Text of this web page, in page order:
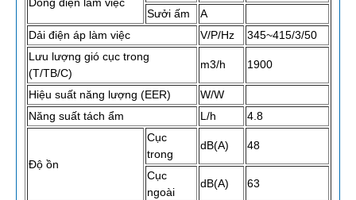
Dòng điện làm việc
Sưởi ấm
A
Dải điện áp làm việc
V/P/Hz
345~415/3/50
Lưu lượng gió cục trong
(T/TB/C)
m3/h 1900
Hiệu suất năng lượng (EER)
W/W
Năng suất tách ẩm
L/h 4.8
Độ ồn
Cục
trong
dB(A) 48
Cục
ngoài
dB(A) 63